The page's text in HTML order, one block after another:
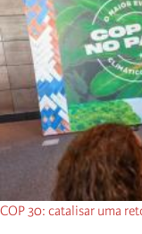
COP 30: catalisar uma